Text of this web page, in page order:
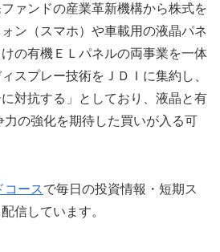
ァンドの産業革新機構から株式を
ン（スマホ）や車載用の液晶パネ
の有機ＥＬパネルの両事業を一体
スプレー技術をＪＤＩに集約し、
対抗する」としており、液晶と有
の強化を期待した買いが入る可
コースで毎日の投資情報・短期ス
信しています。